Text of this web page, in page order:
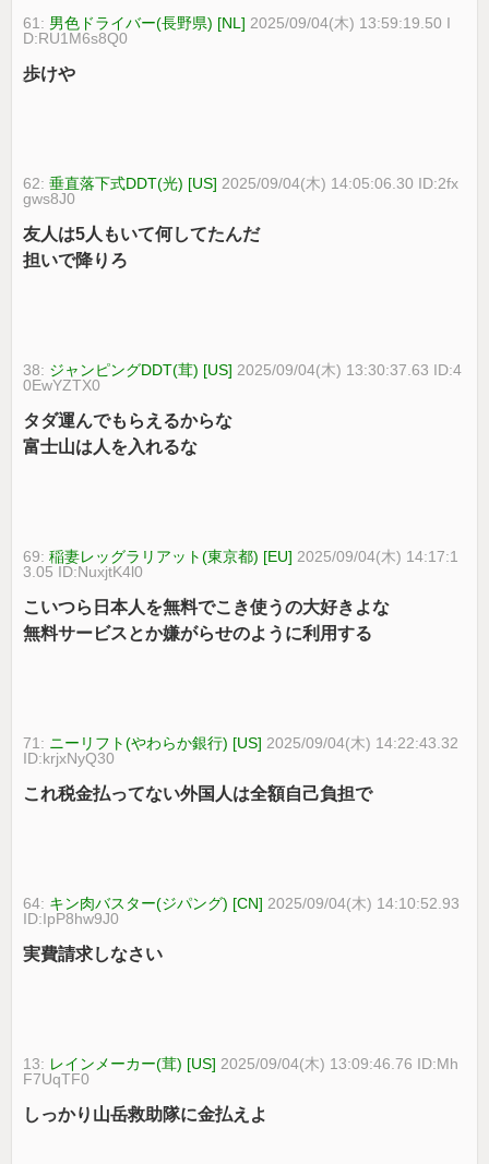
61: 男色ドライバー(長野県) [NL] 2025/09/04(木) 13:59:19.50 I
D:RU1M6s8Q0
歩けや
62:垂直落下式DDT(光) [US] 2025/09/04(木) 14:05:06.30 ID:2fx
gws8J0
友人は5人もいて何してたんだ
担いで降りろ
38: ジャンピングDDT(茸) [US] 2025/09/04(木) 13:30:37.63 ID:4
0EwYZTX0
タダ運んでもらえるからな
富士山は人を入れるな
69:稲妻レッグラリアット(東京都) [EU] 2025/09/04(木) 14:17:1
3.05 ID:NuxjtK4l0
こいつら日本人を無料でこき使うの大好きよな
無料サービスとか嫌がらせのように利用する
71: ニーリフト(やわらか銀行) [US] 2025/09/04(木) 14:22:43.32
ID:krjxNyQ30
これ税金払ってない外国人は全額自己負担で
64: キン肉バスター(ジパング) [CN] 2025/09/04(木) 14:10:52.93
ID:IpP8hw9J0
実費請求しなさい
13: レインメーカー(茸) [US] 2025/09/04(木) 13:09:46.76 ID:Mh
F7UqTF0
しっかり山岳救助隊に金払えよ